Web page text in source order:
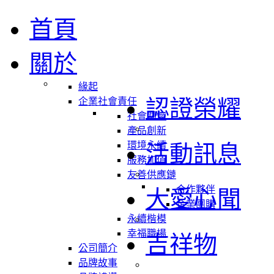
首頁
關於
緣起
企業社會責任
社會關懷
產品創新
環境永續
服務加值
友善供應鏈
合作夥伴
企業團購
永續楷模
幸福職場
公司簡介
品牌故事
認證榮耀
活動訊息
大愛心聞
吉祥物